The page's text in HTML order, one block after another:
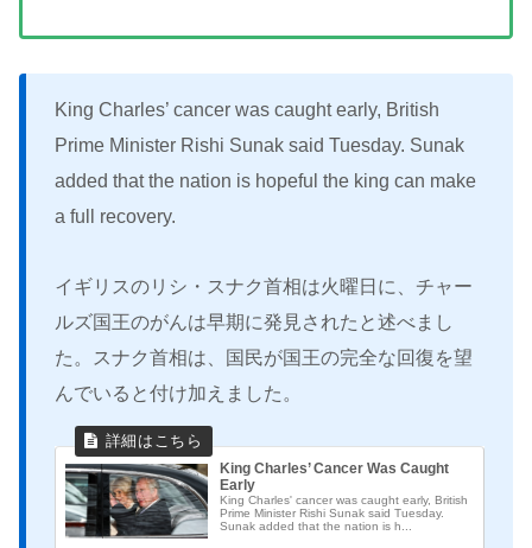
King Charles’ cancer was caught early, British
Prime Minister Rishi Sunak said Tuesday. Sunak
added that the nation is hopeful the king can make
a full recovery.
イギリスのリシ・スナク首相は火曜日に、チャー
ルズ国王のがんは早期に発見されたと述べまし
た。スナク首相は、国民が国王の完全な回復を望
んでいると付け加えました。
King Charles’ Cancer Was Caught
Early
King Charles' cancer was caught early, British
Prime Minister Rishi Sunak said Tuesday.
Sunak added that the nation is h...